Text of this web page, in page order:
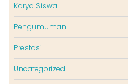
Karya Siswa
Pengumuman
Prestasi
Uncategorized